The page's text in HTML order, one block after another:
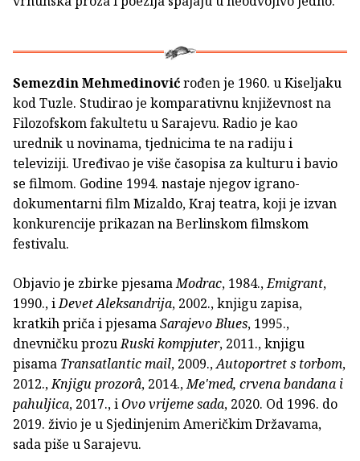
Semezdin Mehmedinovićrođen je 1960. u Kiseljaku
kod Tuzle. Studirao je komparativnu književnost na
Filozofskom fakultetu u Sarajevu. Radio je kao
urednik u novinama, tjednicima te na radiju i
televiziji. Uređivao je više časopisa za kulturu i bavio
se filmom. Godine 1994. nastaje njegov igrano-
dokumentarni film Mizaldo, Kraj teatra, koji je izvan
konkurencije prikazan na Berlinskom filmskom
festivalu.
Objavio je zbirke pjesamaModrac, 1984.,Emigrant,
1990., iDevet Aleksandrija, 2002., knjigu zapisa,
kratkih priča i pjesamaSarajevo Blues, 1995.,
dnevničku prozuRuski kompjuter, 2011., knjigu
pisama Transatlanticmail, 2009.,Autoportret s torbom,
2012.,Knjigu prozorâ, 2014.,Me'med, crvena bandana i
pahuljica, 2017., iOvovrijeme sada, 2020. Od 1996. do
2019. živio je u Sjedinjenim Američkim Državama,
sada piše u Sarajevu.